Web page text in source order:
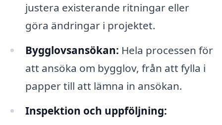
justera existerande ritningar eller
göra ändringar i projektet.
Bygglovsansökan: Hela processen för
att ansöka om bygglov, från att fylla i
papper till att lämna in ansökan.
Inspektion och uppföljning: